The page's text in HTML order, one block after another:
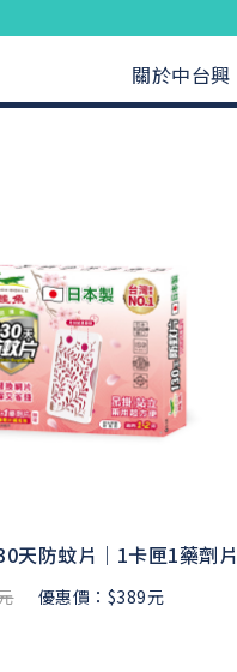
關於中台興
天防蚊片｜1卡匣1藥劑片
優惠價：$389元